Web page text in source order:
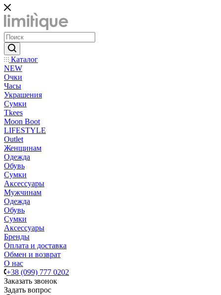
Каталог
NEW
Очки
Часы
Украшения
Сумки
Tkees
Moon Boot
LIFESTYLE
Outlet
Женщинам
Одежда
Обувь
Сумки
Аксессуары
Мужчинам
Одежда
Обувь
Сумки
Аксессуары
Бренды
Оплата и доставка
Обмен и возврат
О нас
+38 (099) 777 0202
Заказать звонок
Задать вопрос